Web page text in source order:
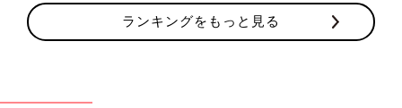
ランキングをもっと見る